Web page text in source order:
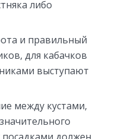
либо
и правильный
для кабачков
выступают
между кустами,